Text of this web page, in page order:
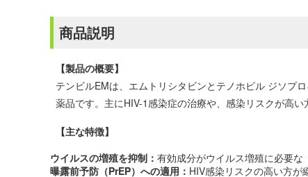
商品説明
【製品の概要】
テンビルEMは、エムトリシタビンとテノホビル ジソプ
薬品です。主にHIV-1感染症の治療や、感染リスクが高い
【主な特徴】
ウイルスの増殖を抑制： 有効成分がウイルス増殖に必要な
曝露前予防（PrEP）への適用： HIV感染リスクの高い方